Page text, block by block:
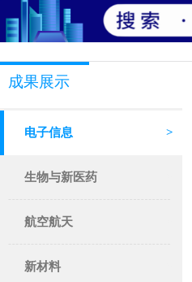
成果展示
电子信息 >
生物与新医药
航空航天
新材料